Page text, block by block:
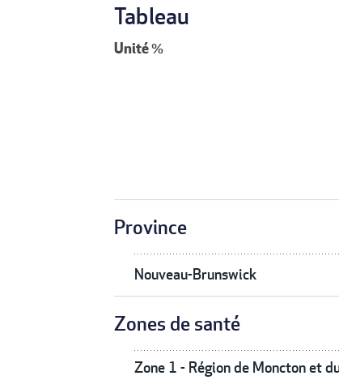
Tableau
Unité%
Province
Nouveau-Brunswick
Zones de santé
Zone 1 - Région de Moncton et